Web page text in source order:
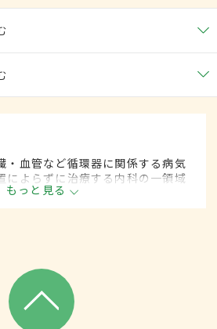
・血管など循環器に関係する病気
によらずに治療する内科の一領域
制度改正前は、循環器科と呼ばれ
もっと見る